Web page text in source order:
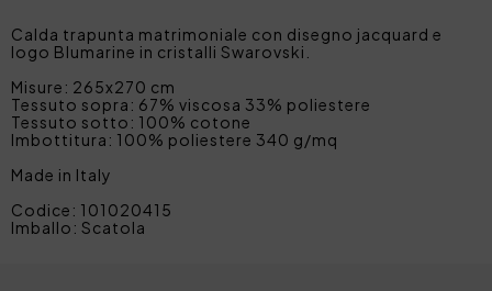
Calda trapunta matrimoniale con disegno jacquard e
logo Blumarine in cristalli Swarovski.
Misure: 265x270 cm
Tessuto sopra: 67% viscosa 33% poliestere
Tessuto sotto: 100% cotone
Imbottitura: 100% poliestere 340 g/mq
Made in Italy
Codice: 101020415
Imballo: Scatola